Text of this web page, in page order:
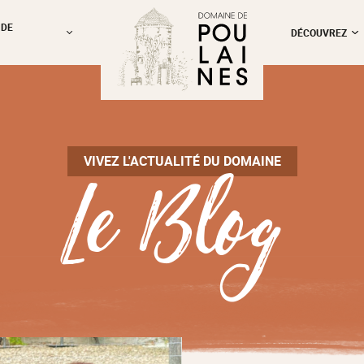
DÉCOUVREZ
VIVEZ L'ACTUALITÉ DU DOMAINE
Le Blog